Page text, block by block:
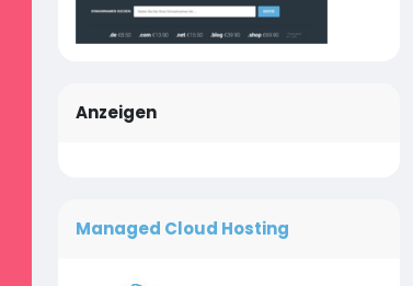
Anzeigen
Managed Cloud Hosting